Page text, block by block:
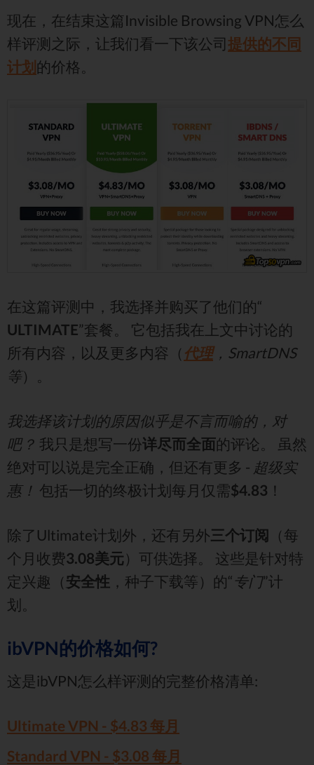
现在，在结束这篇Invisible Browsing VPN怎么
样评测之际，让我们看一下该公司提供的不同
计划 的价格。
在这篇评测中，我选择并购买了他们的“
ULTIMATE”套餐。 它包括我在上文中讨论的
所有内容，以及更多内容（ 代理，SmartDNS
等）。
我选择该计划的原因似乎是不言而喻的，对
吧？ 我只是想写一份详尽而全面的评论。 虽然
绝对可以说是完全正确，但还有更多 - 超级实
惠！ 包括一切的终极计划每月仅需$4.83 ！
除了Ultimate计划外，还有另外三个订阅 （每
个月收费3.08美元）可供选择。 这些是针对特
定兴趣（ 安全性 ，种子下载等）的“ 专门”计
划。
ibVPN的价格如何?
这是ibVPN怎么样评测的完整价格清单:
Ultimate VPN - $4.83 每月
Standard VPN - $3.08 每月